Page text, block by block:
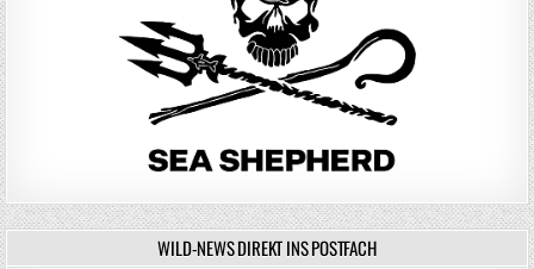
WILD-NEWS DIREKT INS POSTFACH